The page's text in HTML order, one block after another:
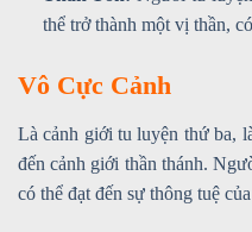
thể trở thành một vị thần,
Vô Cực Cảnh
Là cảnh giới tu luyện thứ ba,
đến cảnh giới thần thánh.
có thể đạt đến sự thông tuệ